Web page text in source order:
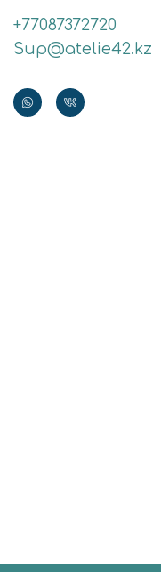
+77087372720
Sup@atelie42.kz